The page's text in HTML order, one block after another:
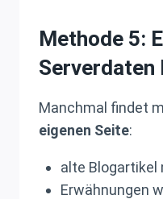
Methode 5:
Serverdaten
Manchmal findet
eigenen Seite:
alte Blogartikel
Erwähnungen